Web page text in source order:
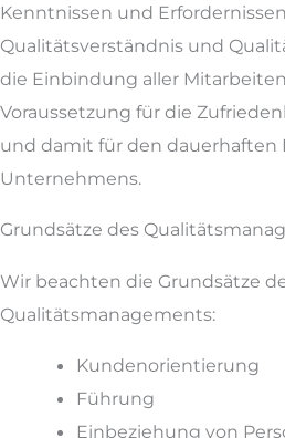
Kenntnissen und
Qualitätsverständnis und
die Einbindung aller
Voraussetzung für die
und damit für den dauerhaften
Unternehmens.
Grundsätze des
Wir beachten die Grundsätze
Qualitätsmanagements:
Kundenorientierung
Führung
Einbeziehung von